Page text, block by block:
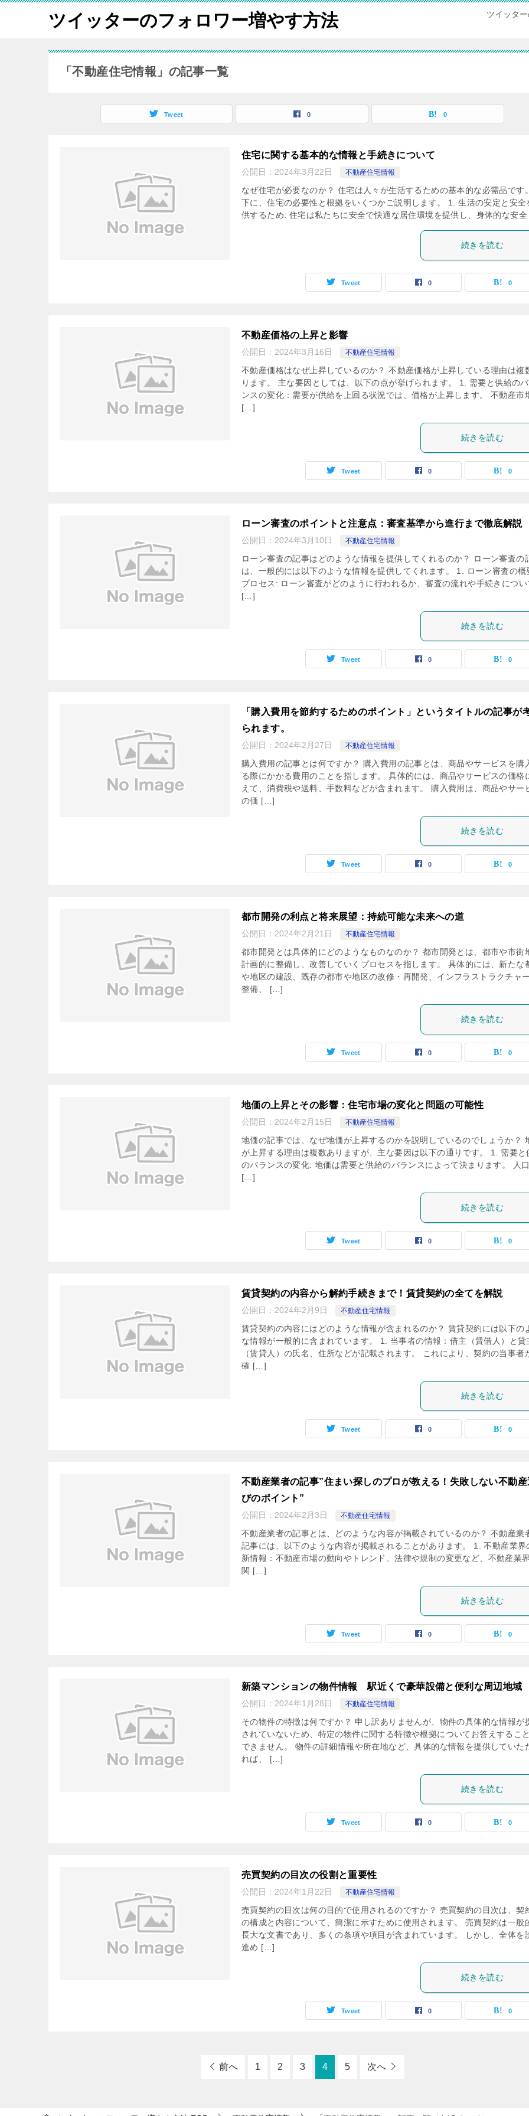
ツイッターのフォロワー増やす方法 ツイッタ
「不動産住宅情報」の記事一覧
Tweet 0 0
住宅に関する基本的な情報と手続きについて
公開日： 2024年3月22日 不動産住宅情報
なぜ住宅が必要なのか？ 住宅は人々が生活するための基本的な必需品です
下に、住宅の必要性と根拠をいくつかご説明します。 1. 生活の安定と安全
供するため: 住宅は私たちに安全で快適な居住環境を提供し、身体的な安
続きを読む
Tweet 0 0
不動産価格の上昇と影響
公開日： 2024年3月16日 不動産住宅情報
不動産価格はなぜ上昇しているのか？ 不動産価格が上昇している理由は複
ります。 主な要因としては、以下の点が挙げられます。 1. 需要と供給の
ンスの変化：需要が供給を上回る状況では、価格が上昇します。 不動産市
[…]
続きを読む
Tweet 0 0
ローン審査のポイントと注意点：審査基準から進行まで徹底解説
公開日： 2024年3月10日 不動産住宅情報
ローン審査の記事はどのような情報を提供してくれるのか？ ローン審査の
は、一般的には以下のような情報を提供してくれます。 1. ローン審査の概
プロセス: ローン審査がどのように行われるか、審査の流れや手続きについ
[…]
続きを読む
Tweet 0 0
「購入費用を節約するためのポイント」というタイトルの記事が
られます。
公開日： 2024年2月27日 不動産住宅情報
購入費用の記事とは何ですか？ 購入費用の記事とは、商品やサービスを購
る際にかかる費用のことを指します。 具体的には、商品やサービスの価格
えて、消費税や送料、手数料などが含まれます。 購入費用は、商品やサー
の価 […]
続きを読む
Tweet 0 0
都市開発の利点と将来展望：持続可能な未来への道
公開日： 2024年2月21日 不動産住宅情報
都市開発とは具体的にどのようなものなのか？ 都市開発とは、都市や市街
計画的に整備し、改善していくプロセスを指します。 具体的には、新たな
や地区の建設、既存の都市や地区の改修・再開発、インフラストラクチャ
整備、 […]
続きを読む
Tweet 0 0
地価の上昇とその影響：住宅市場の変化と問題の可能性
公開日： 2024年2月15日 不動産住宅情報
地価の記事では、なぜ地価が上昇するのかを説明しているのでしょうか？
が上昇する理由は複数ありますが、主な要因は以下の通りです。 1. 需要と
のバランスの変化: 地価は需要と供給のバランスによって決まります。 人口
[…]
続きを読む
Tweet 0 0
賃貸契約の内容から解約手続きまで！賃貸契約の全てを解説
公開日： 2024年2月9日 不動産住宅情報
賃貸契約の内容にはどのような情報が含まれるのか？ 賃貸契約には以下の
な情報が一般的に含まれています。 1. 当事者の情報：借主（賃借人）と貸
（賃貸人）の氏名、住所などが記載されます。 これにより、契約の当事者
確 […]
続きを読む
Tweet 0 0
不動産業者の記事”住まい探しのプロが教える！失敗しない不動産
びのポイント”
公開日： 2024年2月3日 不動産住宅情報
不動産業者の記事とは、どのような内容が掲載されているのか？ 不動産業
記事には、以下のような内容が掲載されることがあります。 1. 不動産業界
新情報：不動産市場の動向やトレンド、法律や規制の変更など、不動産業
関 […]
続きを読む
Tweet 0 0
新築マンションの物件情報 駅近くで豪華設備と便利な周辺地域
公開日： 2024年1月28日 不動産住宅情報
その物件の特徴は何ですか？ 申し訳ありませんが、物件の具体的な情報が
されていないため、特定の物件に関する特徴や根拠についてお答えするこ
できません。 物件の詳細情報や所在地など、具体的な情報を提供していた
れば、 […]
続きを読む
Tweet 0 0
売買契約の目次の役割と重要性
公開日： 2024年1月22日 不動産住宅情報
売買契約の目次は何の目的で使用されるのですか？ 売買契約の目次は、契
の構成と内容について、簡潔に示すために使用されます。 売買契約は一般
長大な文書であり、多くの条項や項目が含まれています。 しかし、全体を
進め […]
続きを読む
Tweet 0 0
前へ 1 2 3 4 5 次へ